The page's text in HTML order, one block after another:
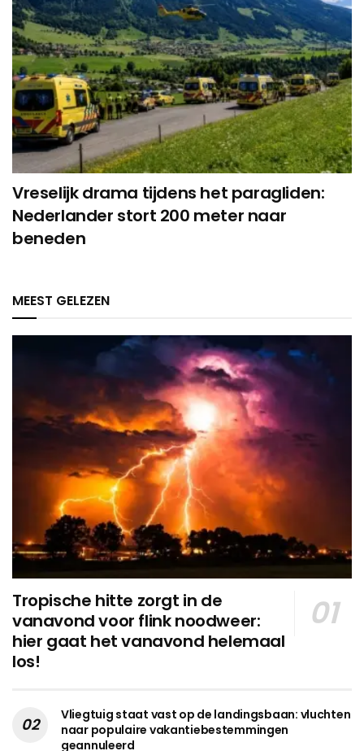
Vreselijk drama tijdens het paragliden:
Nederlander stort 200 meter naar
beneden
MEEST GELEZEN
Tropische hitte zorgt in de
vanavond voor flink noodweer:
hier gaat het vanavond helemaal
los!
Vliegtuig staat vast op de landingsbaan: vluchten
naar populaire vakantiebestemmingen
geannuleerd